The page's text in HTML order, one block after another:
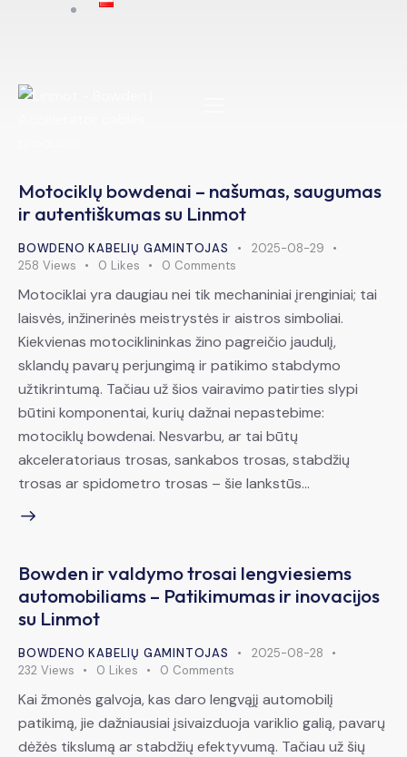
Motociklų bowdenai – našumas, saugumas
ir autentiškumas su Linmot
BOWDENO KABELIŲ GAMINTOJAS
2025-08-29
258 Views 0 Likes 0 Comments
Motociklai yra daugiau nei tik mechaniniai įrenginiai; tai
laisvės, inžinerinės meistrystės ir aistros simboliai.
Kiekvienas motociklininkas žino pagreičio jaudulį,
sklandų pavarų perjungimą ir patikimo stabdymo
užtikrintumą. Tačiau už šios vairavimo patirties slypi
būtini komponentai, kurių dažnai nepastebime:
motociklų bowdenai. Nesvarbu, ar tai būtų
akceleratoriaus trosas, sankabos trosas, stabdžių
trosas ar spidometro trosas – šie lankstūs…
Bowden ir valdymo trosai lengviesiems
automobiliams – Patikimumas ir inovacijos
su Linmot
BOWDENO KABELIŲ GAMINTOJAS
2025-08-28
232 Views 0 Likes 0 Comments
Kai žmonės galvoja, kas daro lengvąjį automobilį
patikimą, jie dažniausiai įsivaizduoja variklio galią, pavarų
dėžės tikslumą ar stabdžių efektyvumą. Tačiau už šių